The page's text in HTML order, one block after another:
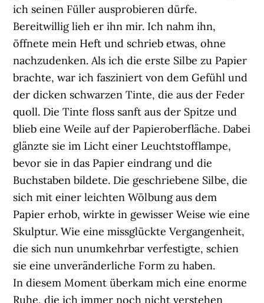
ich seinen Füller ausprobieren dürfe.
Bereitwillig lieh er ihn mir. Ich nahm ihn,
öffnete mein Heft und schrieb etwas, ohne
nachzudenken. Als ich die erste Silbe zu Papier
brachte, war ich fasziniert von dem Gefühl und
der dicken schwarzen Tinte, die aus der Feder
quoll. Die Tinte floss sanft aus der Spitze und
blieb eine Weile auf der Papieroberfläche. Dabei
glänzte sie im Licht einer Leuchtstofflampe,
bevor sie in das Papier eindrang und die
Buchstaben bildete. Die geschriebene Silbe, die
sich mit einer leichten Wölbung aus dem
Papier erhob, wirkte in gewisser Weise wie eine
Skulptur. Wie eine missglückte Vergangenheit,
die sich nun unumkehrbar verfestigte, schien
sie eine unveränderliche Form zu haben.
In diesem Moment überkam mich eine enorme
Ruhe, die ich immer noch nicht verstehen